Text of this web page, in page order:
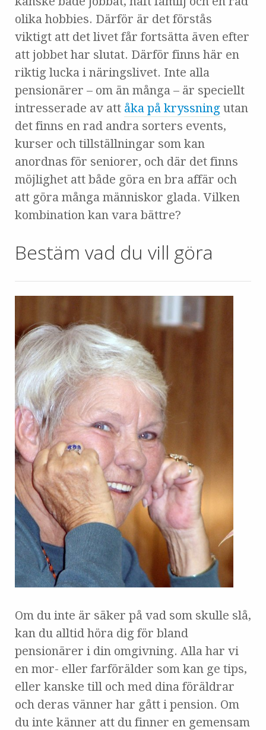
olika hobbies. Därför är det förstås
viktigt att det livet får fortsätta även efter
att jobbet har slutat. Därför finns här en
riktig lucka i näringslivet. Inte alla
pensionärer – om än många – är speciellt
intresserade av att åka på kryssning utan
det finns en rad andra sorters events,
kurser och tillställningar som kan
anordnas för seniorer, och där det finns
möjlighet att både göra en bra affär och
att göra många människor glada. Vilken
kombination kan vara bättre?
Bestäm vad du vill göra
Om du inte är säker på vad som skulle slå,
kan du alltid höra dig för bland
pensionärer i din omgivning. Alla har vi
en mor- eller farförälder som kan ge tips,
eller kanske till och med dina föräldrar
och deras vänner har gått i pension. Om
du inte känner att du finner en gemensam